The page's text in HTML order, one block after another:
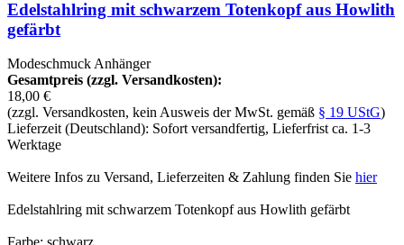
Edelstahlring mit schwarzem Totenkopf aus Howlith
gefärbt
Modeschmuck Anhänger
Gesamtpreis (zzgl. Versandkosten):
18,00 €
(zzgl. Versandkosten, kein Ausweis der MwSt. gemäß § 19 UStG)
Lieferzeit (Deutschland): Sofort versandfertig, Lieferfrist ca. 1-3
Werktage
Weitere Infos zu Versand, Lieferzeiten & Zahlung finden Sie hier
Edelstahlring mit schwarzem Totenkopf aus Howlith gefärbt